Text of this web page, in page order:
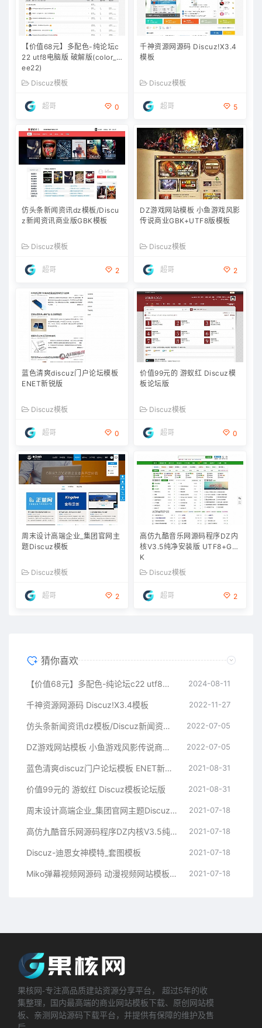
【价值68元】多配色-纯论坛c
22 utf8电脑版 破解版(color_fr
ee22)
Discuz模板
超哥 0
千神资源网源码 Discuz!X3.4
模板
Discuz模板
超哥 5
仿头条新闻资讯dz模板/Discu
z新闻资讯商业版GBK模板
Discuz模板
超哥 2
DZ游戏网站模板 小鱼游戏风影
传说商业GBK+UTF8版模板
Discuz模板
超哥 2
蓝色清爽discuz门户论坛模板
ENET新锐版
Discuz模板
超哥 0
价值99元的 游蚁红 Discuz模
板论坛版
Discuz模板
超哥 0
周末设计高端企业_集团官网主
题Discuz模板
Discuz模板
超哥 2
高仿九酷音乐网源码程序DZ内
核V3.5纯净安装版 UTF8+GB
K
Discuz模板
超哥 2
猜你喜欢
【价值68元】多配色-纯论坛c22 utf8电脑版 破解版(color_free22) 2024-08-11
千神资源网源码 Discuz!X3.4模板 2022-11-27
仿头条新闻资讯dz模板/Discuz新闻资讯商业版GBK模板 2022-07-05
DZ游戏网站模板 小鱼游戏风影传说商业GBK+UTF8版模板 2022-07-05
蓝色清爽discuz门户论坛模板 ENET新锐版 2021-08-31
价值99元的 游蚁红 Discuz模板论坛版 2021-08-31
周末设计高端企业_集团官网主题Discuz模板 2021-07-18
高仿九酷音乐网源码程序DZ内核V3.5纯净安装版 UTF8+GBK 2021-07-18
Discuz-迪恩女神模特_套图模板 2021-07-18
Miko弹幕视频网源码 动漫视频网站模板 Discuz后台 2021-07-18
果核网-专注高品质建站资源分享平台， 超过5年的收
集整理，国内最高端的商业网站模板下载、原创网站模
板、亲测网站源码下载平台，并提供有保障的维护及售